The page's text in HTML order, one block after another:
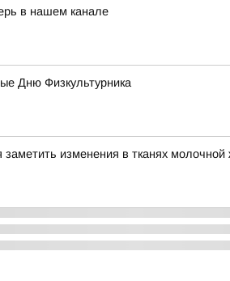
в нашем канале
Дню Физкультурника
изменения в тканях